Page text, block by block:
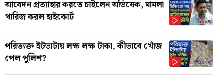
আবেদন প্রত্যাহার করতে চাইলেন অভিষেক, মামলা
খারিজ করল হাইকোর্ট
পরিত্যক্ত ইটভাটায় লক্ষ লক্ষ টাকা, কীভাবে খোঁজ
পেল পুলিশ?